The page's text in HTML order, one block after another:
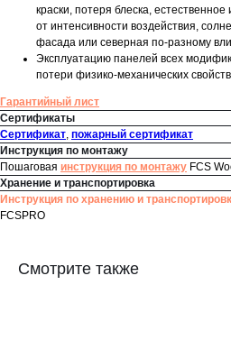
краски, потеря блеска,
от интенсивности воздействия,
фасада или северная по-разному
Эксплуатацию панелей всех
потери физико-механических
Гарантийный лист
Сертификаты
Сертификат, пожарный сертификат
Инструкция по монтажу
Пошаговая инструкция по монтажу FCS
Хранение и транспортировка
Инструкция по хранению и
FCSPRO
Смотрите также